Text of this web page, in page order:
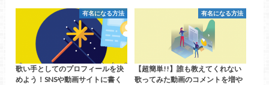
有名になる方法
歌い手としてのプロフィールを決
めよう！SNSや動画サイトに書く
有名になる方法
【超簡単!!】誰も教えてくれない
歌ってみた動画のコメントを増や